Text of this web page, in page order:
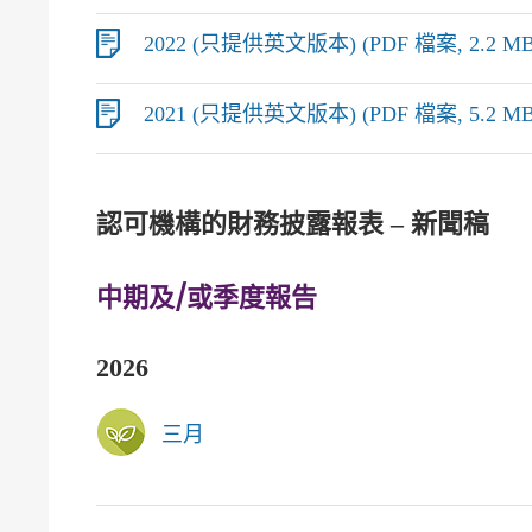
2022 (只提供英文版本) (PDF 檔案, 2.2
2021 (只提供英文版本) (PDF 檔案, 5.2
認可機構的財務披露報表 – 新聞稿
中期及/或季度報告
2026
三月